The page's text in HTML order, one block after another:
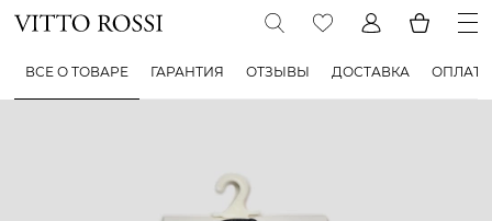
ВСЕ О ТОВАРЕ ГАРАНТИЯ ОТЗЫВЫ ДОСТАВКА ОПЛАТА